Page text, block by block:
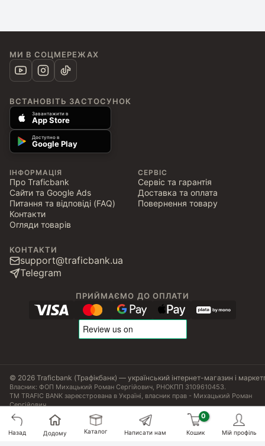
МИ В СОЦМЕРЕЖАХ
ВСТАНОВІТЬ ЗАСТОСУНОК
Завантажити в
App Store
Доступно в
Google Play
ІНФОРМАЦІЯ
Про Traficbank
Сайти та Google Ads
Питання та відповіді (FAQ)
Контакти
Огляди товарів
СЕРВІС
Сервіс та гарантія
Доставка та оплата
Повернення товару
КОНТАКТИ
support@traficbank.ua
Telegram
ПРИЙМАЄМО ДО ОПЛАТИ
© 2026 Traficbank (Трафікбанк) — український інтернет-магазин і
Власник: ФОП Михацький Роман Сергійович, РНОКПП 3109610453.
ТМ TRAFIC BANK зареєстрована в Україні, власник прав - Михацький Роман
Сергійович.
Угода користувача Політика конфіденційності
Публічна оферта
Налаштування CookiesСертифікати, ліцензії та патенти
Назад Додому Каталог Написати нам Кошик Мій профіль